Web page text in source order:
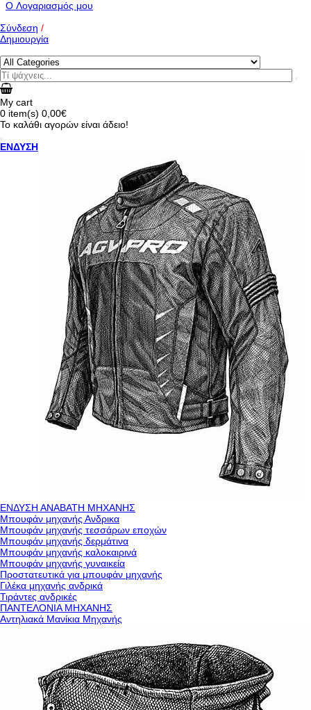
O Λογαριασμός μου
Σύνδεση /
Δημιουργία
My cart
0 item(s) 0,00€
Το καλάθι αγορών είναι άδειο!
ΕΝΔΥΣΗ
ΕΝΔΥΣΗ ΑΝΑΒΑΤΗ ΜΗΧΑΝΗΣ
Μπουφάν μηχανής Ανδρικα
Μπουφάν μηχανής τεσσάρων εποχών
Μπουφάν μηχανής δερμάτινα
Μπουφάν μηχανής καλοκαιρινά
Μπουφάν μηχανής γυναικεία
Προστατευτικά για μπουφάν μηχανής
Γιλέκα μηχανής ανδρικά
Τιράντες ανδρικές
ΠΑΝΤΕΛΟΝΙΑ ΜΗΧΑΝΗΣ
Αντηλιακά Μανίκια Μηχανής